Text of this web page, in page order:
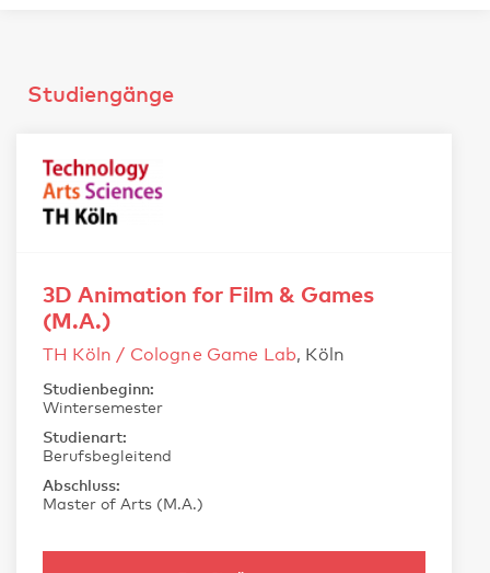
Studiengänge
3D Animation for Film & Games
(M.A.)
TH Köln / Cologne Game Lab, Köln
Studienbeginn:
Wintersemester
Studienart:
Berufsbegleitend
Abschluss:
Master of Arts (M.A.)